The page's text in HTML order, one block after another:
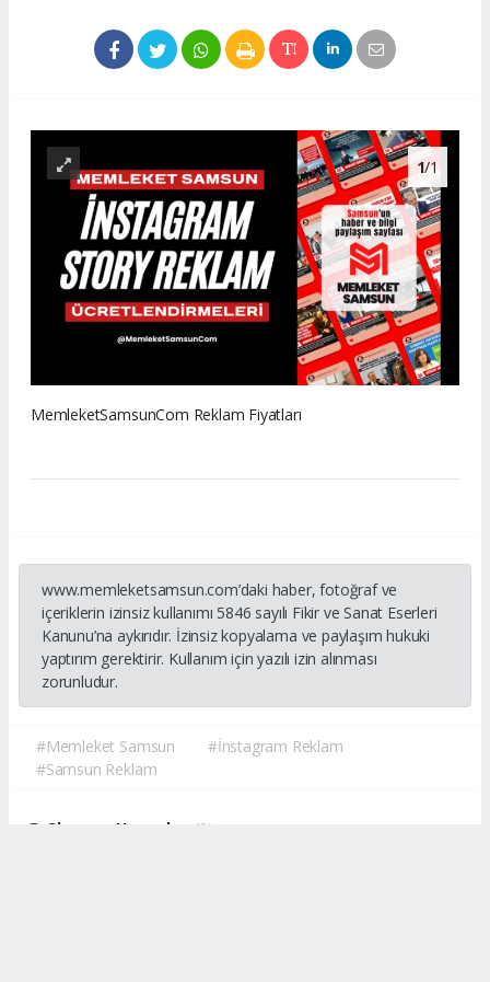
1/1
MemleketSamsunCom Reklam Fiyatları
www.memleketsamsun.com’daki haber, fotoğraf ve
içeriklerin izinsiz kullanımı 5846 sayılı Fikir ve Sanat Eserleri
Kanunu’na aykırıdır. İzinsiz kopyalama ve paylaşım hukuki
yaptırım gerektirir. Kullanım için yazılı izin alınması
zorunludur.
#Memleket Samsun
#İnstagram Reklam
#Samsun Reklam
Okuyucu Yorumları (0)